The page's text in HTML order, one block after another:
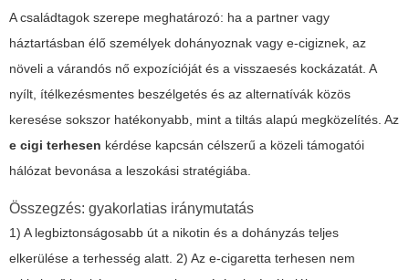
A családtagok szerepe meghatározó: ha a partner vagy
háztartásban élő személyek dohányoznak vagy e-cigiznek, az
növeli a várandós nő expozícióját és a visszaesés kockázatát. A
nyílt, ítélkezésmentes beszélgetés és az alternatívák közös
keresése sokszor hatékonyabb, mint a tiltás alapú megközelítés. Az
e cigi terhesen kérdése kapcsán célszerű a közeli támogatói
hálózat bevonása a leszokási stratégiába.
Összegzés: gyakorlatias iránymutatás
1) A legbiztonságosabb út a nikotin és a dohányzás teljes
elkerülése a terhesség alatt. 2) Az e-cigaretta terhesen nem